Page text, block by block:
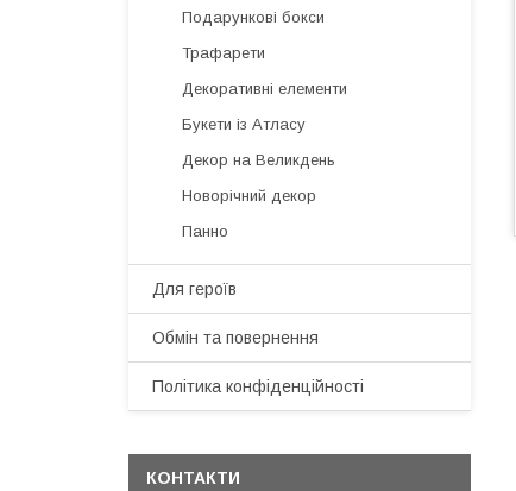
Подарункові бокси
Трафарети
Декоративні елементи
Букети із Атласу
Декор на Великдень
Новорічний декор
Панно
Для героїв
Обмін та повернення
Політика конфіденційності
КОНТАКТИ